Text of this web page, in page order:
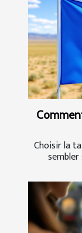
Choisir la
sembler